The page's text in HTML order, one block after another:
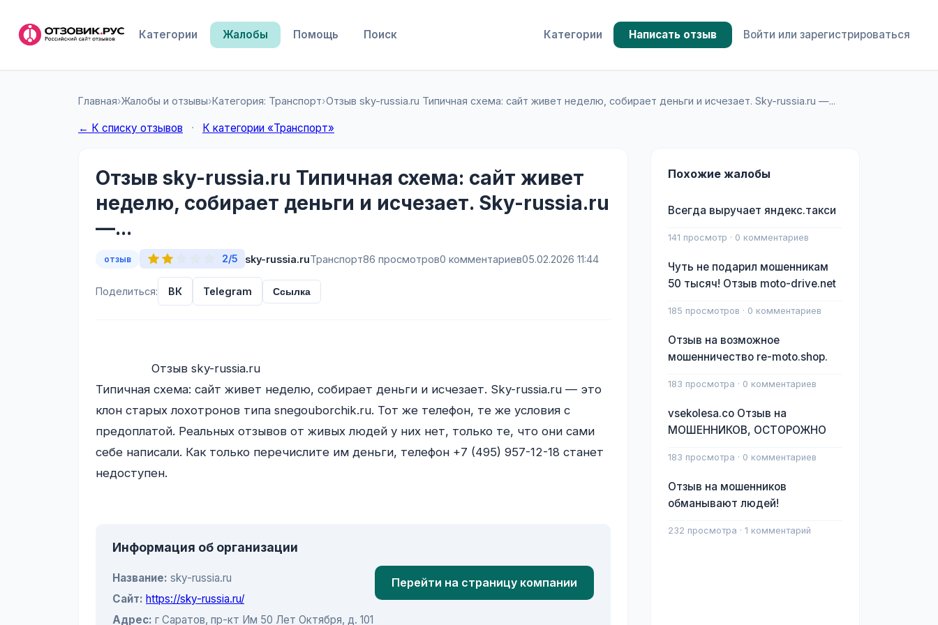
Категории Жалобы Помощь Поиск Категории Написать отзыв Войти или зарегистрироваться
Главная›Жалобы и отзывы›Категория: Транспорт›Отзыв sky-russia.ru Типичная схема: сайт живет неделю, собирает деньги и исчезает. Sky-russia.ru —...
← К списку отзывов · К категории «Транспорт»
Отзыв sky-russia.ru Типичная схема: сайт живет
неделю, собирает деньги и исчезает. Sky-russia.ru
—...
отзыв 2/5 sky-russia.ruТранспорт86 просмотров0 комментариев05.02.2026 11:44
Поделиться: ВК Telegram Ссылка
Типичная схема: сайт живет неделю, собирает деньги и исчезает. Sky-russia.ru — это
клон старых лохотронов типа snegouborchik.ru. Тот же телефон, те же условия с
предоплатой. Реальных отзывов от живых людей у них нет, только те, что они сами
себе написали. Как только перечислите им деньги, телефон +7 (495) 957-12-18 станет
недоступен.
Информация об организации
Название: sky-russia.ru
Сайт: https://sky-russia.ru/
Адрес: г Саратов, пр-кт Им 50 Лет Октября, д. 101
Перейти на страницу компании
Похожие жалобы
Всегда выручает яндекс.такси
141 просмотр · 0 комментариев
Чуть не подарил мошенникам
50 тысяч! Отзыв moto-drive.net
185 просмотров · 0 комментариев
Отзыв на возможное
мошенничество re-moto.shop.
183 просмотра · 0 комментариев
vsekolesa.co Отзыв на
МОШЕННИКОВ, ОСТОРОЖНО
183 просмотра · 0 комментариев
Отзыв на мошенников
обманывают людей!
232 просмотра · 1 комментарий